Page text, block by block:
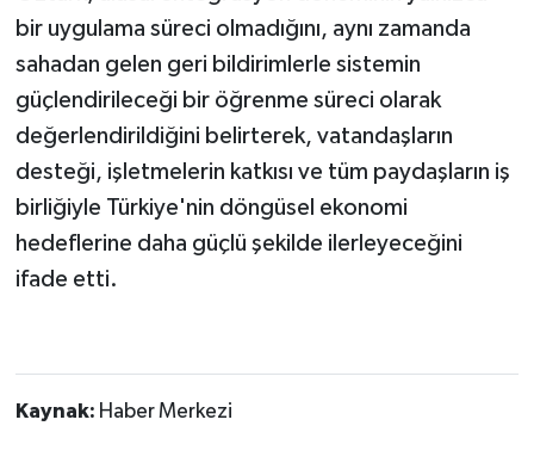
bir uygulama süreci olmadığını, aynı zamanda
sahadan gelen geri bildirimlerle sistemin
güçlendirileceği bir öğrenme süreci olarak
değerlendirildiğini belirterek, vatandaşların
desteği, işletmelerin katkısı ve tüm paydaşların iş
birliğiyle Türkiye'nin döngüsel ekonomi
hedeflerine daha güçlü şekilde ilerleyeceğini
ifade etti.
Kaynak: Haber Merkezi